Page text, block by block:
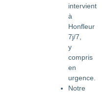
intervient
à
Honfleur
7j/7,
y
compris
en
urgence.
Notre